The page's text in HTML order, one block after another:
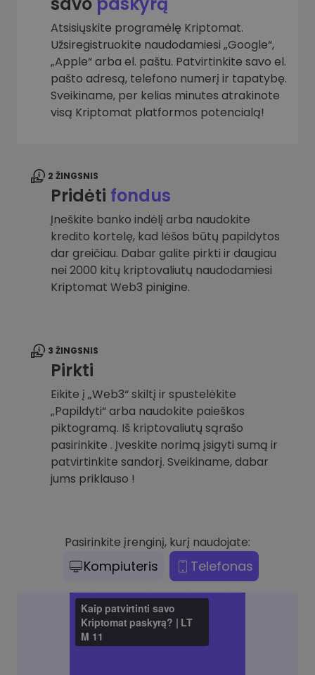
Atsisiųskite programėlę Kriptomat.
Užsiregistruokite naudodamiesi „Google“,
„Apple“ arba el. paštu. Patvirtinkite savo el.
pašto adresą, telefono numerį ir tapatybę.
Sveikiname, per kelias minutes atrakinote
visą Kriptomat platformos potencialą!
2 ŽINGSNIS
Pridėti fondus
Įneškite banko indėlį arba naudokite
kredito kortelę, kad lėšos būtų papildytos
dar greičiau. Dabar galite pirkti ir daugiau
nei 2000 kitų kriptovaliutų naudodamiesi
Kriptomat Web3 pinigine.
3 ŽINGSNIS
Pirkti
Eikite į „Web3“ skiltį ir spustelėkite
„Papildyti“ arba naudokite paieškos
piktogramą. Iš kriptovaliutų sąrašo
pasirinkite . Įveskite norimą įsigyti sumą ir
patvirtinkite sandorį. Sveikiname, dabar
jums priklauso !
Pasirinkite įrenginį, kurį naudojate:
Kompiuteris Telefonas